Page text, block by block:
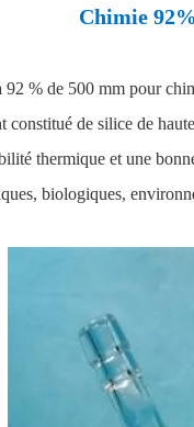
Chimie
92 % de 500 mm pour
constitué de silice de
thermique et une
biologiques,